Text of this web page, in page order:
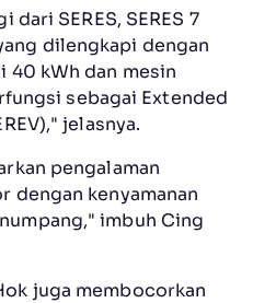
SERES, SERES 7
dilengkapi dengan
40 kWh dan mesin
sebagai Extended
jelasnya.
pengalaman
dengan kenyamanan
imbuh Cing
juga membocorkan